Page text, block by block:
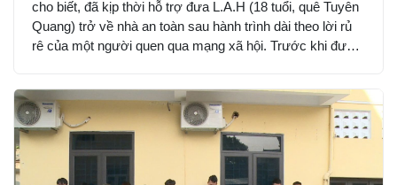
cho biết, đã kịp thời hỗ trợ đưa L.A.H (18 tuổi, quê Tuyên
Quang) trở về nhà an toàn sau hành trình dài theo lời rủ
rê của một người quen qua mạng xã hội. Trước khi được